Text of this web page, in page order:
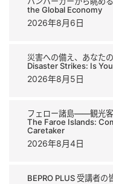
the Global Economy
2026年8月6日
災害への備え、あなた
Disaster Strikes: Is
2026年8月5日
フェロー諸島――観光
The Faroe Islands:
Caretaker
2026年8月4日
BEPRO PLUS 受講者の